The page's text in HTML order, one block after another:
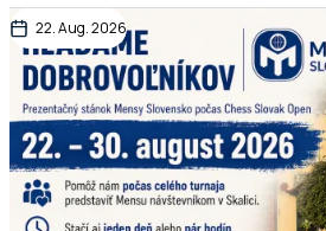
22. Aug. 2026